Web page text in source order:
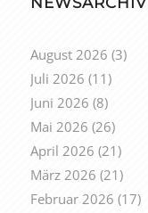
August 2026 (3)
Juli 2026 (11)
Juni 2026 (8)
Mai 2026 (26)
April 2026 (21)
März 2026 (21)
Februar 2026 (17)